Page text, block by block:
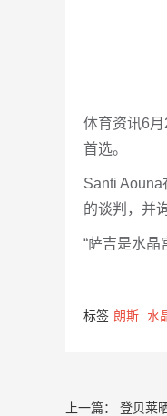
体育资讯6
首选。
Santi Aouna
的谈判，并
“萨吉是水
标签 朗斯 水
上一篇： 登贝莱